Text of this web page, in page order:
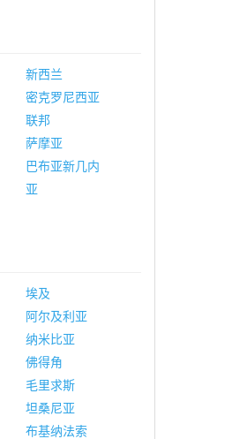
新西兰
密克罗尼西亚
联邦
萨摩亚
巴布亚新几内
亚
埃及
阿尔及利亚
纳米比亚
佛得角
毛里求斯
坦桑尼亚
布基纳法索